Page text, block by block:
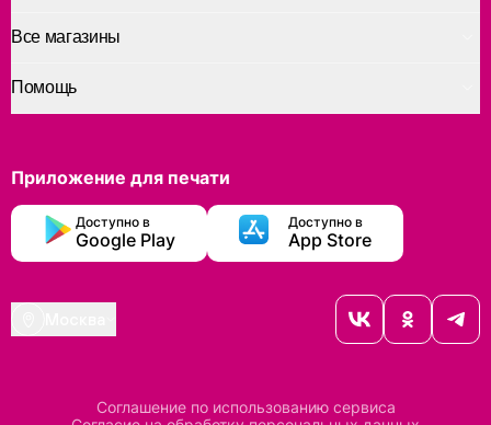
Помощь
Все магазины
Приложение для печати
Доступно в
Google Play
Доступно в
App Store
Соглашение по использованию сервиса